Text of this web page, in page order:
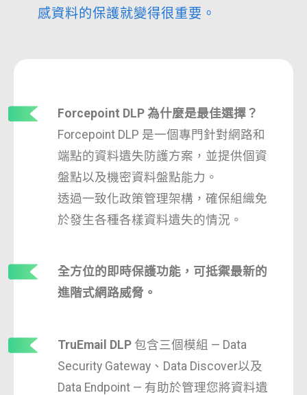
感資料的保護就變得很重要。
Forcepoint DLP 為什麼是最佳選擇？
Forcepoint DLP 是一個專門針對網路和
端點的資料遺失防護方案，並提供個資
盤點以及機密資料盤點能力。
透過一致化政策管理架構，確保組織免
於發生各種各樣資料遺失的情況。
全方位的即時保護功能，可抵禦最新的
進階式網路威脅。
TruEmail DLP 包含三個模組 — Data
Security Gateway、Data Discover以及
Data Endpoint — 有助於管理您將資料遺